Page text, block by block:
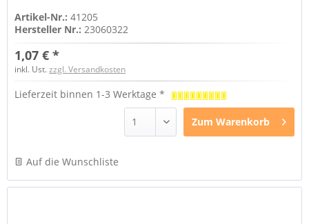
Artikel-Nr.:41205
Hersteller Nr.:23060322
1,07 € *
inkl. Ust.zzgl. Versandkosten
Lieferzeit binnen 1-3 Werktage *
Zum Warenkorb
Auf die Wunschliste